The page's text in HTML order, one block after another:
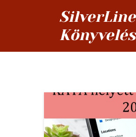
SilverLine
Könyvelés